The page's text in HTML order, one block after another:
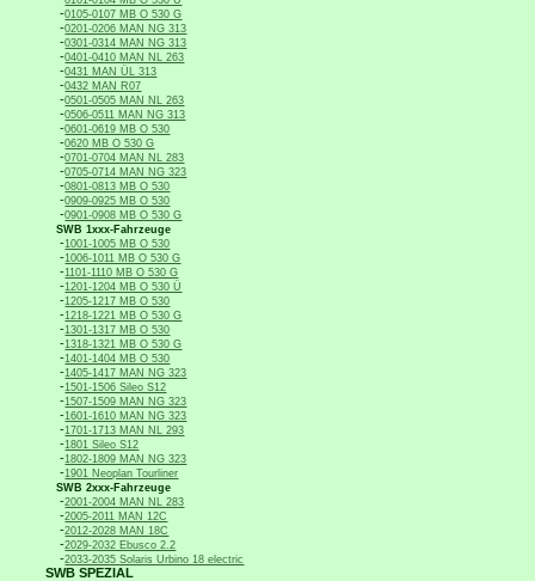
-0105-0107 MB O 530 G
-0201-0206 MAN NG 313
-0301-0314 MAN NG 313
-0401-0410 MAN NL 263
-0431 MAN ÜL 313
-0432 MAN R07
-0501-0505 MAN NL 263
-0506-0511 MAN NG 313
-0601-0619 MB O 530
-0620 MB O 530 G
-0701-0704 MAN NL 283
-0705-0714 MAN NG 323
-0801-0813 MB O 530
-0909-0925 MB O 530
-0901-0908 MB O 530 G
SWB 1xxx-Fahrzeuge
-1001-1005 MB O 530
-1006-1011 MB O 530 G
-1101-1110 MB O 530 G
-1201-1204 MB O 530 Ü
-1205-1217 MB O 530
-1218-1221 MB O 530 G
-1301-1317 MB O 530
-1318-1321 MB O 530 G
-1401-1404 MB O 530
-1405-1417 MAN NG 323
-1501-1506 Sileo S12
-1507-1509 MAN NG 323
-1601-1610 MAN NG 323
-1701-1713 MAN NL 293
-1801 Sileo S12
-1802-1809 MAN NG 323
-1901 Neoplan Tourliner
SWB 2xxx-Fahrzeuge
-2001-2004 MAN NL 283
-2005-2011 MAN 12C
-2012-2028 MAN 18C
-2029-2032 Ebusco 2.2
-2033-2035 Solaris Urbino 18 electric
SWB SPEZIAL